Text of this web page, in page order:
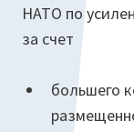
НАТО по
за счет
большего